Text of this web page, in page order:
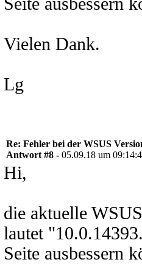
Vielen Dank.
Lg
Re: Fehler bei der WSUS
Antwort #8 - 05.09.18 um
Hi,
die aktuelle
lautet
Seite ausbessern